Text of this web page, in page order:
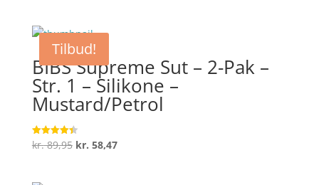
var:
kr. 44,95.
Tilbud!
BIBS Supreme Sut – 2-Pak –
Str. 1 – Silikone –
Mustard/Petrol
Vurderet
4.4
kr.89,95 Den
kr. 58,47Den